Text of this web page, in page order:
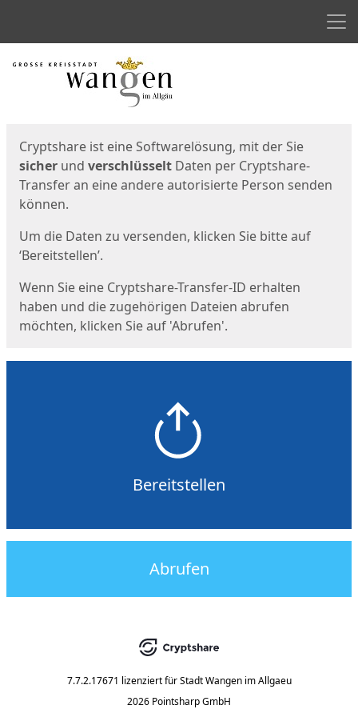
Start
Cryptshare ist eine Softwarelösung, mit der Sie
sicher und verschlüsselt Daten per Cryptshare-
Transfer an eine andere autorisierte Person senden
können.
Um die Daten zu versenden, klicken Sie bitte auf
‘Bereitstellen’.
Wenn Sie eine Cryptshare-Transfer-ID erhalten
haben und die zugehörigen Dateien abrufen
möchten, klicken Sie auf 'Abrufen'.
Bereitstellen
Abrufen
7.7.2.17671 lizenziert für Stadt Wangen im Allgaeu
2026 Pointsharp GmbH